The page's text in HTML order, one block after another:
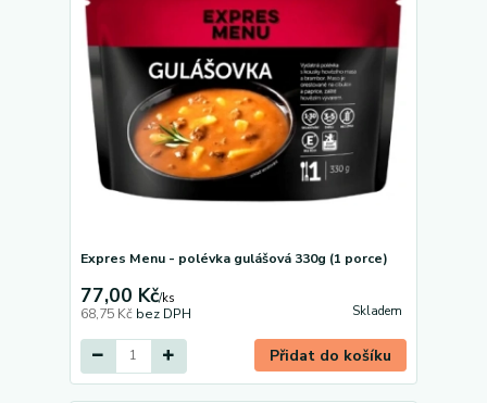
Expres Menu - polévka gulášová 330g (1 porce)
77,00 Kč/ks
68,75 Kč bez DPH Skladem
Přidat do košíku